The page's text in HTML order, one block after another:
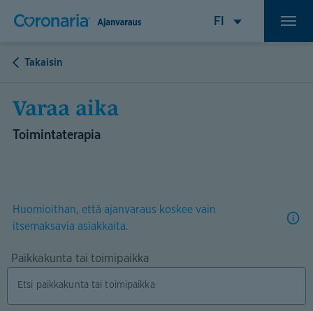
Takaisin
Varaa aika
Toimintaterapia
Huomioithan, että ajanvaraus koskee vain
itsemaksavia asiakkaita.
Paikkakunta tai toimipaikka